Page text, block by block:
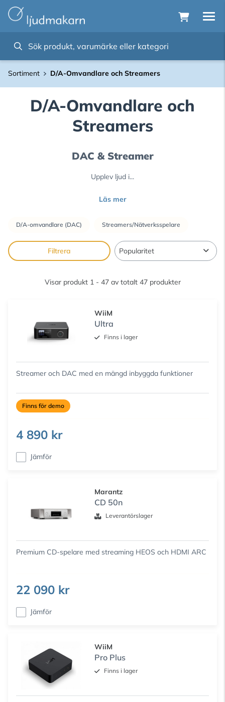
Sortiment D/A-Omvandlare och Streamers
D/A-Omvandlare och
Streamers
DAC & Streamer
Upplev ljud i...
Läs mer
D/A-omvandlare (DAC) Streamers/Nätverksspelare
Filtrera
Visar produkt 1 - 47 av totalt 47 produkter
WiiM
Ultra
Finns i lager
Streamer och DAC med en mängd inbyggda funktioner
Finns för demo
4 890 kr
Jämför
Marantz
CD 50n
Leverantörslager
Premium CD-spelare med streaming HEOS och HDMI ARC
22 090 kr
Jämför
WiiM
Pro Plus
Finns i lager